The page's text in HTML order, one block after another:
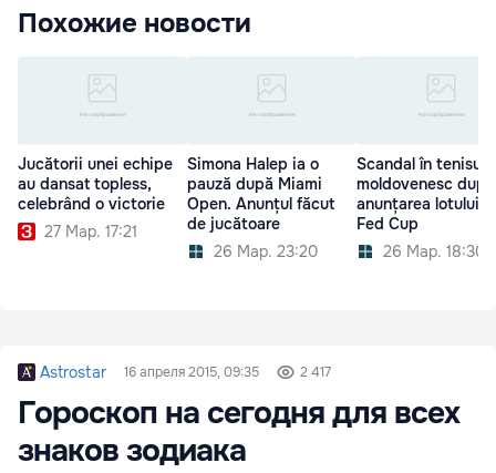
Похожие новости
Jucătorii unei echipe
au dansat topless,
celebrând o victorie
27 Мар. 17:21
Simona Halep ia o
pauză după Miami
Open. Anunțul făcut
de jucătoare
26 Мар. 23:20
Scandal în tenisul
moldovenesc după
anunțarea lotului
Fed Cup
26 Мар. 18:30
Astrostar 16 апреля 2015, 09:35 2 417
Гороскоп на сегодня для всех
знаков зодиака